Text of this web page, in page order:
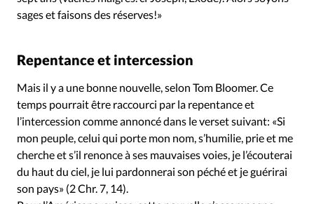
sages et faisons des réserves!»
Repentance et intercession
Mais il y a une bonne nouvelle, selon Tom Bloomer. Ce
temps pourrait être raccourci par la repentance et
l’intercession comme annoncé dans le verset suivant: «Si
mon peuple, celui qui porte mon nom, s’humilie, prie et me
cherche et s’il renonce à ses mauvaises voies, je l’écouterai
du haut du ciel, je lui pardonnerai son péché et je guérirai
son pays» (2 Chr. 7, 14).